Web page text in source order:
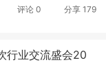
评论 0 分享179
行业交流盛会20